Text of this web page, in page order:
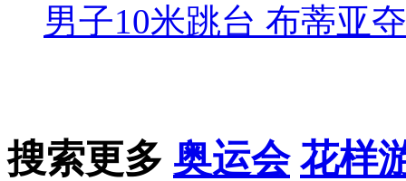
男子10米跳台 布蒂亚
搜索更多 奥运会 花样